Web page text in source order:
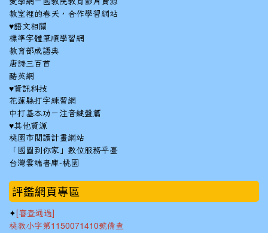
教室裡的春天，合作學習網站
♥語文相關
標準字體筆順學習網
教育部成語典
唐詩三百首
酷英網
♥資訊科技
花蓮縣打字練習網
中打基本功－注音鍵盤篇
♥其他資源
桃園市閱讀計畫網站
「國圖到你家」數位服務平臺
台灣雲端書庫-桃園
::: 評鑑網頁專區
✦ [審查通過]
桃教小字第1150071410號備查